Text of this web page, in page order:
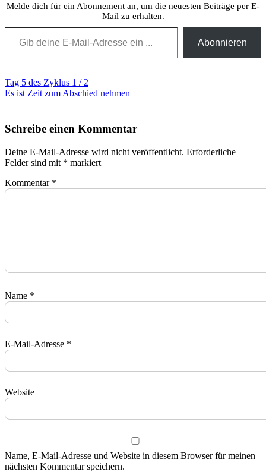
Melde dich für ein Abonnement an, um die neuesten Beiträge per E-
Mail zu erhalten.
Gib deine E-Mail-Adresse ein ...
Abonnieren
Beitragsnavigation
Tag 5 des Zyklus 1 / 2
Es ist Zeit zum Abschied nehmen
Schreibe einen Kommentar
Deine E-Mail-Adresse wird nicht veröffentlicht. Erforderliche
Felder sind mit * markiert
Kommentar *
Name *
E-Mail-Adresse *
Website
Name, E-Mail-Adresse und Website in diesem Browser für meinen
nächsten Kommentar speichern.